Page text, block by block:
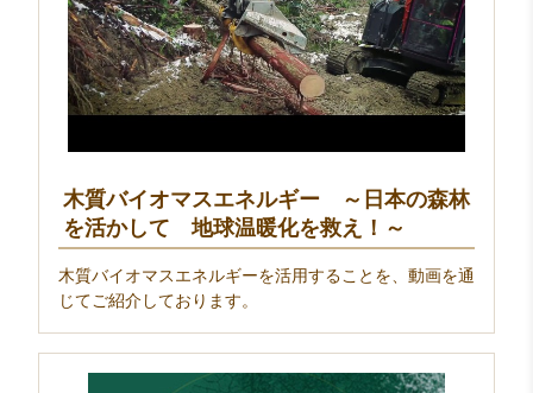
木質バイオマスエネルギー ～日本の森林
を活かして 地球温暖化を救え！～
木質バイオマスエネルギーを活用することを、動画を通
じてご紹介しております。